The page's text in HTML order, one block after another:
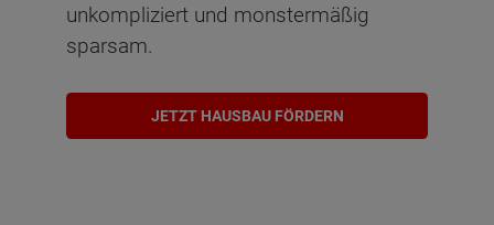
unkompliziert und monstermäßig
sparsam.
JETZT HAUSBAU FÖRDERN